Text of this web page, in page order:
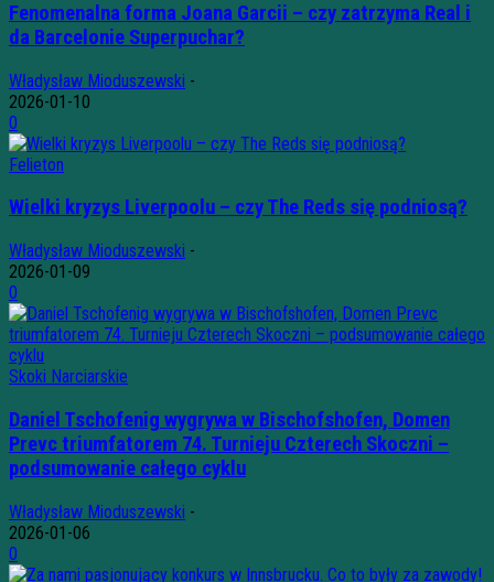
Fenomenalna forma Joana Garcii – czy zatrzyma Real i
da Barcelonie Superpuchar?
Władysław Mioduszewski -
2026-01-10
0
Felieton
Wielki kryzys Liverpoolu – czy The Reds się podniosą?
Władysław Mioduszewski -
2026-01-09
0
Skoki Narciarskie
Daniel Tschofenig wygrywa w Bischofshofen, Domen
Prevc triumfatorem 74. Turnieju Czterech Skoczni –
podsumowanie całego cyklu
Władysław Mioduszewski -
2026-01-06
0